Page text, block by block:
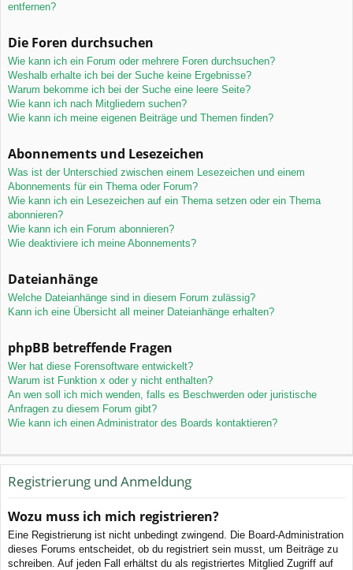
entfernen?
Die Foren durchsuchen
Wie kann ich ein Forum oder mehrere Foren durchsuchen?
Weshalb erhalte ich bei der Suche keine Ergebnisse?
Warum bekomme ich bei der Suche eine leere Seite?
Wie kann ich nach Mitgliedern suchen?
Wie kann ich meine eigenen Beiträge und Themen finden?
Abonnements und Lesezeichen
Was ist der Unterschied zwischen einem Lesezeichen und einem
Abonnements für ein Thema oder Forum?
Wie kann ich ein Lesezeichen auf ein Thema setzen oder ein Thema
abonnieren?
Wie kann ich ein Forum abonnieren?
Wie deaktiviere ich meine Abonnements?
Dateianhänge
Welche Dateianhänge sind in diesem Forum zulässig?
Kann ich eine Übersicht all meiner Dateianhänge erhalten?
phpBB betreffende Fragen
Wer hat diese Forensoftware entwickelt?
Warum ist Funktion x oder y nicht enthalten?
An wen soll ich mich wenden, falls es Beschwerden oder juristische
Anfragen zu diesem Forum gibt?
Wie kann ich einen Administrator des Boards kontaktieren?
Registrierung und Anmeldung
Wozu muss ich mich registrieren?
Eine Registrierung ist nicht unbedingt zwingend. Die Board-Administration
dieses Forums entscheidet, ob du registriert sein musst, um Beiträge zu
schreiben. Auf jeden Fall erhältst du als registriertes Mitglied Zugriff auf